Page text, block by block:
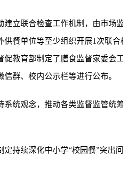
建立联合检查工作机制，由市场
供餐单位等至少组织开展1次联
促教育部制定了膳食监督家委会
群、校内公示栏等进行公布。
系统观念，推动各类监督监管统
定持续深化中小学“校园餐”突出